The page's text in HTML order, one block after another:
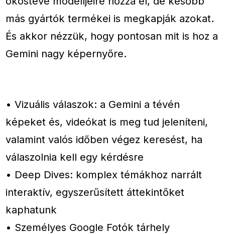
más gyártók termékei is megkapják azokat.
És akkor nézzük, hogy pontosan mit is hoz a
Gemini nagy képernyőre.
• Vizuális válaszok: a Gemini a tévén
képeket és, videókat is meg tud jeleníteni,
valamint valós időben végez keresést, ha
válaszolnia kell egy kérdésre
• Deep Dives: komplex témákhoz narrált
interaktív, egyszerűsített áttekintőket
kaphatunk
• Személyes Google Fotók tárhely